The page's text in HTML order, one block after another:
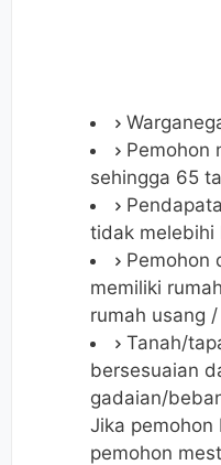
Pemohon
sehingga 65
tidak melebihi
Pemohon
memiliki
rumah usang
Tanah/
bersesuaian
gadaian/
Jika pemohon
pemohon